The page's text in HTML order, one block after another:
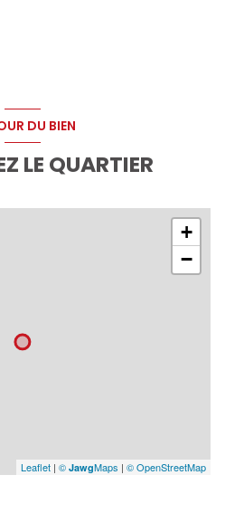
DU BIEN
LE QUARTIER
+
−
Leaflet | © JawgMaps | © OpenStreetMap